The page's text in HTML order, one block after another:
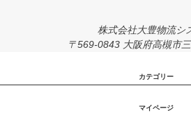
株式会社大豊物流シ
〒569-0843 大阪府高槻市
カテゴリー
マイページ